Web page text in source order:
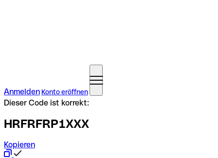
Anmelden Konto eröffnen
Dieser Code ist korrekt:
HRFRFRP1XXX
Kopieren